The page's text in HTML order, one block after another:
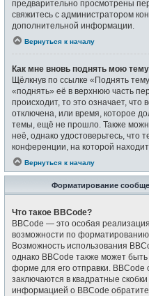
предварительно просмотрены
свяжитесь с администратором
дополнительной информации.
Вернуться к началу
Как мне вновь поднять мою
Щёлкнув по ссылке «Поднять
«поднять» её в верхнюю часть
происходит, то это означает,
отключена, или время, которое
темы, ещё не прошло. Также
неё, однако удостоверьтесь,
конференции, на которой
Вернуться к началу
Форматирование
Что такое BBCode?
BBCode — это особая
возможности по
Возможность использования
однако BBCode также может
форме для его отправки. BBCode
заключаются в квадратные
информацией о BBCode